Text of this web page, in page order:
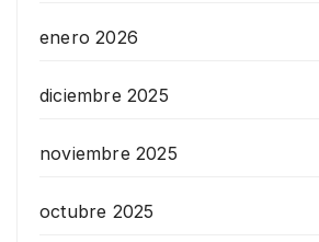
enero 2026
diciembre 2025
noviembre 2025
octubre 2025